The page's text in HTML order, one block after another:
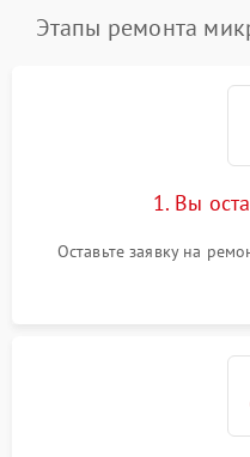
Не работают сенсорные
Этапы ремонта
1. Вы
Оставьте заявку на